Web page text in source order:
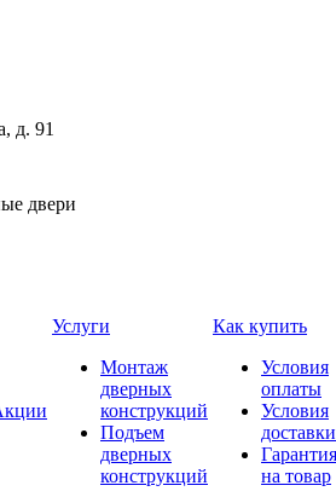
д. 91
двери
Услуги
Монтаж
дверных
конструкций
Подъем
дверных
конструкций
Как купить
Условия
оплаты
Условия
доставки
Гарантия
на товар